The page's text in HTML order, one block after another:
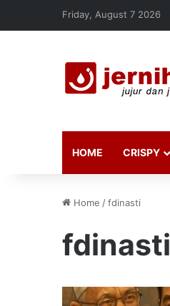
Friday, August 7 2026
HOME CRISPY
Home /fdinasti
fdinasti